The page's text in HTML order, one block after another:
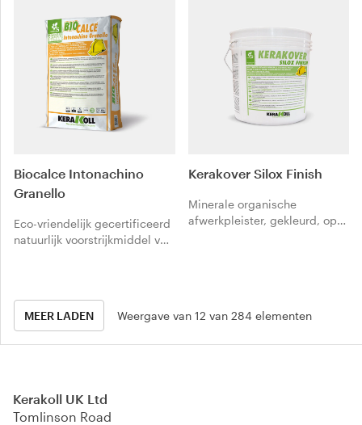
Biocalce Intonachino
Granello
Eco-vriendelijk gecertificeerd
natuurlijk voorstrijkmiddel van
afwerking met grote korrel
van bepleisteringen.
Kerakover Silox Finish
Minerale organische
afwerkpleister, gekleurd, op
MEER LADEN Weergave van 12 van 284 elementen
Kerakoll UK Ltd
Tomlinson Road